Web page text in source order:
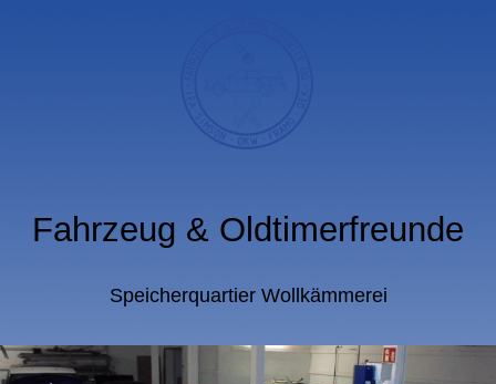
Fahrzeug & Oldtimerfreunde
Speicherquartier Wollkämmerei